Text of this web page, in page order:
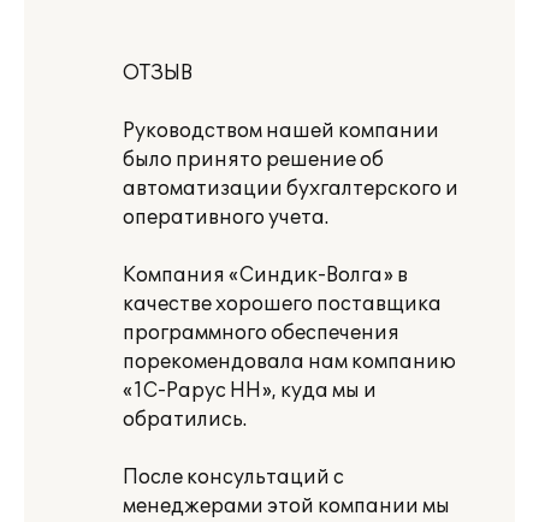
ОТЗЫВ
Руководством нашей компании
было принято решение об
автоматизации бухгалтерского и
оперативного учета.
Компания «Синдик-Волга» в
качестве хорошего поставщика
программного обеспечения
порекомендовала нам компанию
«1С-Рарус НН», куда мы и
обратились.
После консультаций с
менеджерами этой компании мы